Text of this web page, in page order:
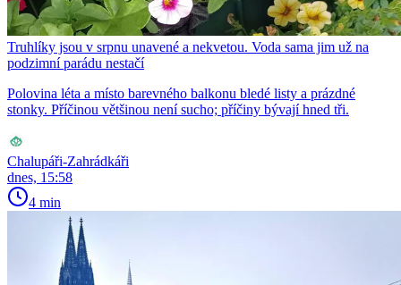
Truhlíky jsou v srpnu unavené a nekvetou. Voda sama jim už na
podzimní parádu nestačí
Polovina léta a místo barevného balkonu bledé listy a prázdné
stonky. Příčinou většinou není sucho; příčiny bývají hned tři.
Chalupáři-Zahrádkáři
dnes, 15:58
4 min